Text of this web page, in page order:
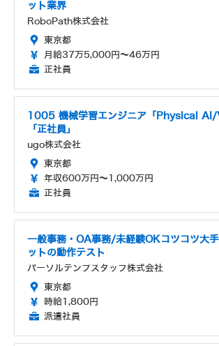
ット業界
RoboPath株式会社
東京都
月給37万5,000円～46万円
正社員
1005 機械学習エンジニア「Physical AI/
「正社員」
ugo株式会社
東京都
年収600万円～1,000万円
正社員
一般事務・OA事務/未経験OKコツコツ大
ットの動作テスト
パーソルテンプスタッフ株式会社
東京都
時給1,800円
派遣社員